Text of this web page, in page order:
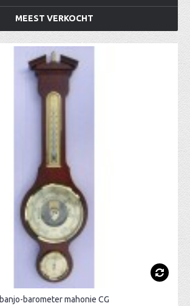
MEEST VERKOCHT
banjo-barometer mahonie CG